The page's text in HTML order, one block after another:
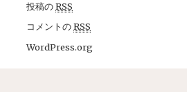
投稿のRSS
コメントのRSS
WordPress.org